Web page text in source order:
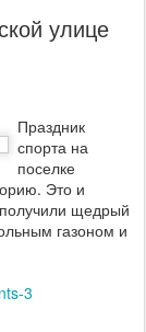
улице
Праздник
спорта на
поселке
Это и
щедрый
газоном и
3